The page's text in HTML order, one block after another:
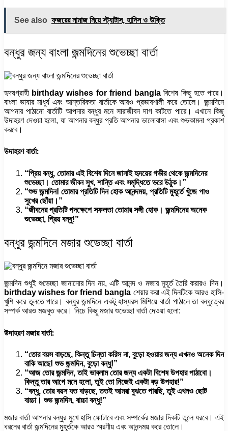
See also ফজরের নামাজ নিয়ে স্ট্যাটাস, হাদিস ও উক্তি
বন্ধুর জন্য বাংলা জন্মদিনের শুভেচ্ছা বার্তা
হৃদয়গ্রাহী birthday wishes for friend bangla বিশেষ কিছু হতে পারে।
বাংলা ভাষার মাধুর্য এবং আন্তরিকতা বার্তাকে আরও প্রভাবশালী করে তোলে। জন্মদিনে
আপনার পাঠানো বার্তাটি আপনার বন্ধুর মনে সারাজীবন দাগ কাটতে পারে। এখানে কিছু
উদাহরণ দেওয়া হলো, যা আপনার বন্ধুর প্রতি আপনার ভালোবাসা এবং শুভকামনা প্রকাশ
করবে।
উদাহরণ বার্তা:
“প্রিয় বন্ধু, তোমার এই বিশেষ দিনে জানাই হৃদয়ের গভীর থেকে জন্মদিনের
শুভেচ্ছা। তোমার জীবন সুখ, শান্তি এবং সমৃদ্ধিতে ভরে উঠুক।”
“শুভ জন্মদিন! তোমার প্রতিটি দিন হোক আনন্দময়, প্রতিটি মুহূর্তে খুঁজে পাও
সুখের ছোঁয়া।”
“জীবনের প্রতিটি পদক্ষেপে সফলতা তোমার সঙ্গী হোক। জন্মদিনের অনেক
শুভেচ্ছা, প্রিয় বন্ধু!”
বন্ধুর জন্মদিনে মজার শুভেচ্ছা বার্তা
জন্মদিন শুধুই শুভেচ্ছা জানানোর দিন নয়, এটি আনন্দ ও মজার মুহূর্ত তৈরি করারও দিন।
birthday wishes for friend bangla শেয়ার করা এই দিনটিকে আরও হাসি-
খুশি করে তুলতে পারে। বন্ধুর জন্মদিনে একটু হাস্যরস মিশিয়ে বার্তা পাঠালে তা বন্ধুত্বের
সম্পর্ক আরও মজবুত করে। নিচে কিছু মজার শুভেচ্ছা বার্তা দেওয়া হলো:
উদাহরণ মজার বার্তা:
“তোর বয়স বাড়ছে, কিন্তু চিন্তা করিস না, বুড়ো হওয়ার জন্য এখনও অনেক দিন
বাকি আছে! শুভ জন্মদিন, বুড়ো বন্ধু!”
“আজ তোর জন্মদিন, তাই ভাবলাম তোর জন্য একটা বিশেষ উপহার পাঠাবো।
কিন্তু তার আগে মনে হলো, তুই তো নিজেই একটা বড় উপহার!”
“বন্ধু, তোর বয়স যত বাড়ছে, ততই আমরা বুঝতে পারছি, তুই এখনও ছোট
বাচ্চা। শুভ জন্মদিন, বাচ্চা বন্ধু!”
মজার বার্তা আপনার বন্ধুর মুখে হাসি ফোটাবে এবং সম্পর্কের মজার দিকটি তুলে ধরবে। এই
ধরনের বার্তা জন্মদিনের মুহূর্তকে আরও স্মরণীয় এবং আনন্দময় করে তোলে।